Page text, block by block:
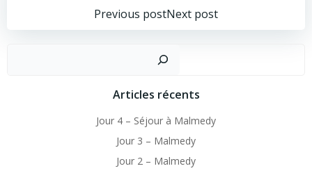
Post
navigation
Previous postPost
navigation
Next post
Articles récents
Jour 4 – Séjour à Malmedy
Jour 3 – Malmedy
Jour 2 – Malmedy